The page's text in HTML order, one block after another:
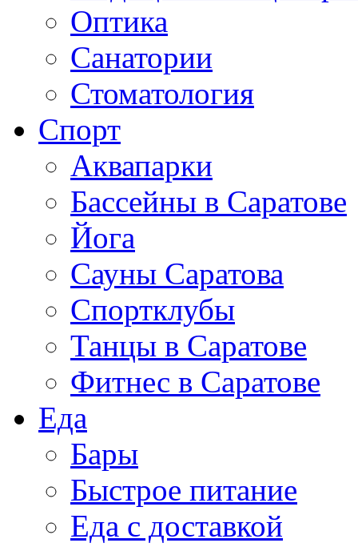
Оптика
Санатории
Стоматология
Спорт
Аквапарки
Бассейны в Саратове
Йога
Сауны Саратова
Спортклубы
Танцы в Саратове
Фитнес в Саратове
Еда
Бары
Быстрое питание
Еда с доставкой